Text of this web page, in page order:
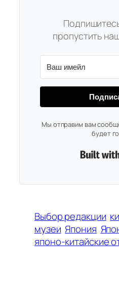
пропустить
Мы отправим вам
будет
Выбор редакции
музеи Япония
японо-китайские